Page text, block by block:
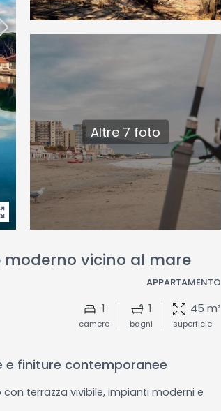
Altre 7 foto
vicino al mare
APPARTAMENTO
1
camere
1
bagni
45 m²
superficie
e finiture contemporanee
terrazza vivibile, impianti moderni e